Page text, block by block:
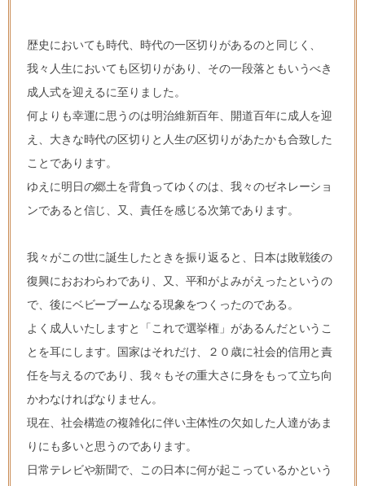
歴史においても時代、時代の一区切りがあるのと同じく、
我々人生においても区切りがあり、その一段落ともいうべき
成人式を迎えるに至りました。
何よりも幸運に思うのは明治維新百年、開道百年に成人を迎
え、大きな時代の区切りと人生の区切りがあたかも合致した
ことであります。
ゆえに明日の郷土を背負ってゆくのは、我々のゼネレーショ
ンであると信じ、又、責任を感じる次第であります。
我々がこの世に誕生したときを振り返ると、日本は敗戦後の
復興におおわらわであり、又、平和がよみがえったというの
で、後にベビーブームなる現象をつくったのである。
よく成人いたしますと「これで選挙権」があるんだというこ
とを耳にします。国家はそれだけ、２０歳に社会的信用と責
任を与えるのであり、我々もその重大さに身をもって立ち向
かわなければなりません。
現在、社会構造の複雑化に伴い主体性の欠如した人達があま
りにも多いと思うのであります。
日常テレビや新聞で、この日本に何が起こっているかという